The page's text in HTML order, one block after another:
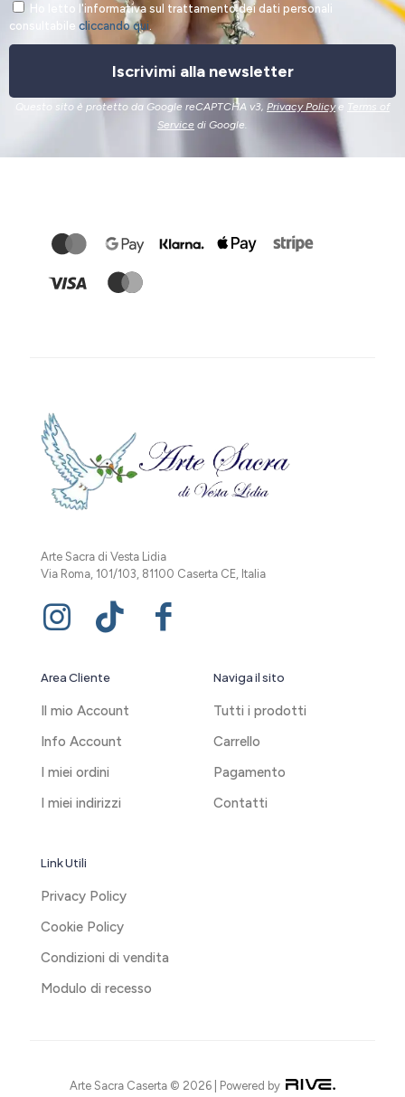
Ho letto l'informativa sul trattamento dei dati personali
consultabile cliccando qui.
Iscrivimi alla newsletter
Questo sito è protetto da Google reCAPTCHA v3, Privacy Policye Terms of
Service di Google.
Arte Sacra di Vesta Lidia
Via Roma, 101/103, 81100 Caserta CE, Italia
Area Cliente
Il mio Account
Info Account
I miei ordini
I miei indirizzi
Naviga il sito
Tutti i prodotti
Carrello
Pagamento
Contatti
Link Utili
Privacy Policy
Cookie Policy
Condizioni di vendita
Modulo di recesso
Arte Sacra Caserta © 2026 | Powered by